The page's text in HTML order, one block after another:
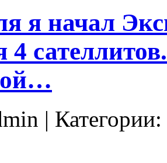
я начал
| Категории: